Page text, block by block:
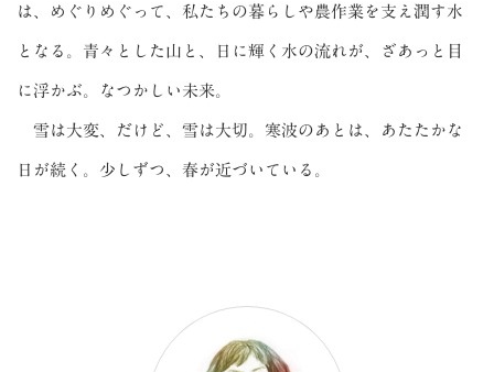
は、めぐりめぐって、私たちの暮らしや農作業を支え潤す水
となる。青々とした山と、日に輝く水の流れが、ざあっと目
に浮かぶ。なつかしい未来。
雪は大変、だけど、雪は大切。寒波のあとは、あたたかな
日が続く。少しずつ、春が近づいている。